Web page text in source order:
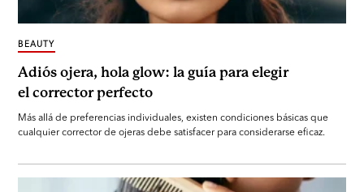
Adiós ojera, hola glow: la guía para elegir
el corrector perfecto
BEAUTY
Más allá de preferencias individuales, existen condiciones básicas que
cualquier corrector de ojeras debe satisfacer para considerarse eficaz.